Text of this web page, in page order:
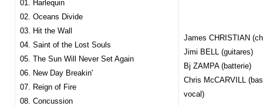
01. Harlequin
02. Oceans Divide
03. Hit the Wall
04. Saint of the Lost Souls
05. The Sun Will Never Set Again
06. New Day Breakin'
07. Reign of Fire
08. Concussion
James CHRISTIAN
Jimi BELL (guitares)
Bj ZAMPA (batterie)
Chris McCARVILL
vocal)